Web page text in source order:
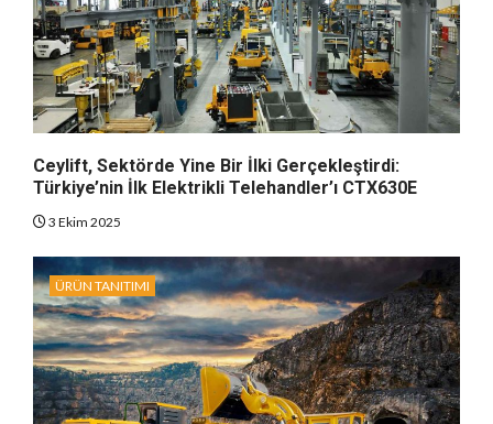
Ceylift, Sektörde Yine Bir İlki Gerçekleştirdi:
Türkiye’nin İlk Elektrikli Telehandler’ı CTX630E
3 Ekim 2025
ÜRÜN TANITIMI